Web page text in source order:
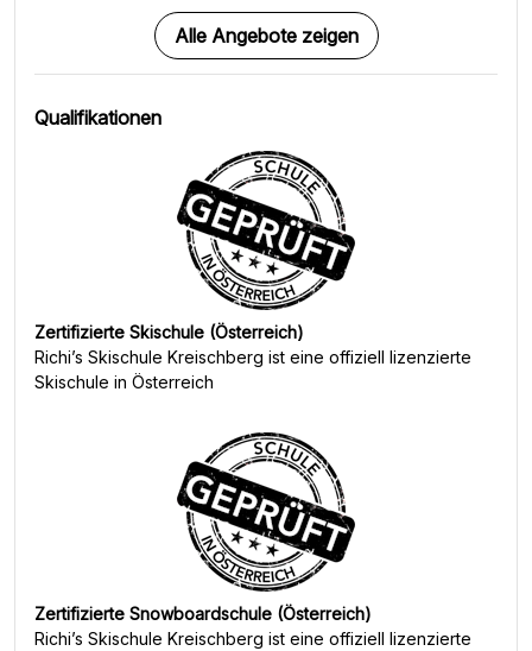
Alle Angebote zeigen
Qualifikationen
Zertifizierte Skischule (Österreich)
Richi’s Skischule Kreischberg ist eine offiziell lizenzierte
Skischule in Österreich
Zertifizierte Snowboardschule (Österreich)
Richi’s Skischule Kreischberg ist eine offiziell lizenzierte